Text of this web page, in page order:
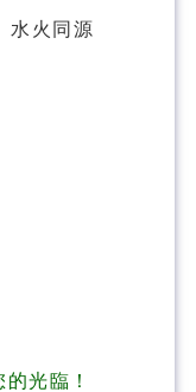
水火同源
光臨！